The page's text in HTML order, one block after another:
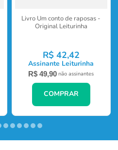
Livro Um conto de raposas -
Original Leiturinha
R$ 42,42
Assinante Leiturinha
R$ 49,90 não assinantes
COMPRAR